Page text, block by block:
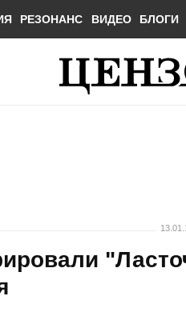
РЕЗОНАНС ВИДЕО БЛОГИ